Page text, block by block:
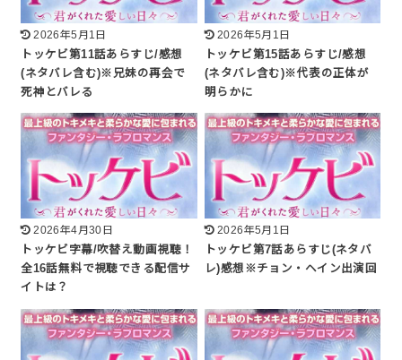
2026年5月1日
トッケビ第11話あらすじ/感想
(ネタバレ含む)※兄妹の再会で
死神とバレる
2026年5月1日
トッケビ第15話あらすじ/感想
(ネタバレ含む)※代表の正体が
明らかに
2026年4月30日
トッケビ字幕/吹替え動画視聴！
全16話無料で視聴できる配信サ
イトは？
2026年5月1日
トッケビ第7話あらすじ(ネタバ
レ)感想※チョン・ヘイン出演回